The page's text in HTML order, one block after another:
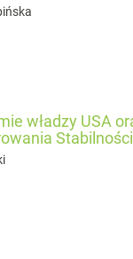
władzy USA